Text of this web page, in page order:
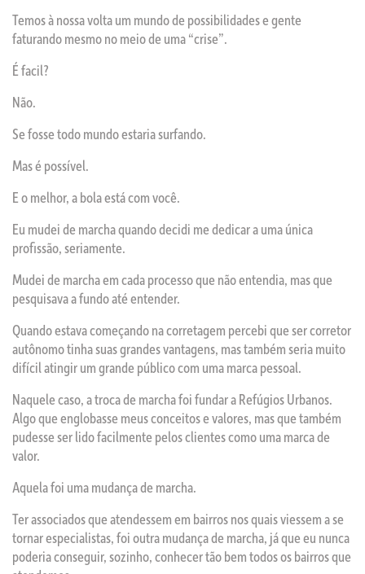
Temos à nossa volta um mundo de possibilidades e gente
faturando mesmo no meio de uma “crise”.
É facil?
Não.
Se fosse todo mundo estaria surfando.
Mas é possível.
E o melhor, a bola está com você.
Eu mudei de marcha quando decidi me dedicar a uma única
profissão, seriamente.
Mudei de marcha em cada processo que não entendia, mas que
pesquisava a fundo até entender.
Quando estava começando na corretagem percebi que ser corretor
autônomo tinha suas grandes vantagens, mas também seria muito
difícil atingir um grande público com uma marca pessoal.
Naquele caso, a troca de marcha foi fundar a Refúgios Urbanos.
Algo que englobasse meus conceitos e valores, mas que também
pudesse ser lido facilmente pelos clientes como uma marca de
valor.
Aquela foi uma mudança de marcha.
Ter associados que atendessem em bairros nos quais viessem a se
tornar especialistas, foi outra mudança de marcha, já que eu nunca
poderia conseguir, sozinho, conhecer tão bem todos os bairros que